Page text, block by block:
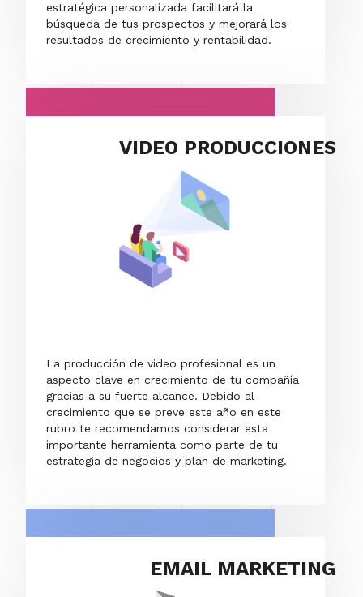
estratégica personalizada facilitará la
búsqueda de tus prospectos y mejorará los
resultados de crecimiento y rentabilidad.
VIDEO PRODUCCIONES
La producción de video profesional es un
aspecto clave en crecimiento de tu compañía
gracias a su fuerte alcance. Debido al
crecimiento que se preve este año en este
rubro te recomendamos considerar esta
importante herramienta como parte de tu
estrategia de negocios y plan de marketing.
EMAIL MARKETING